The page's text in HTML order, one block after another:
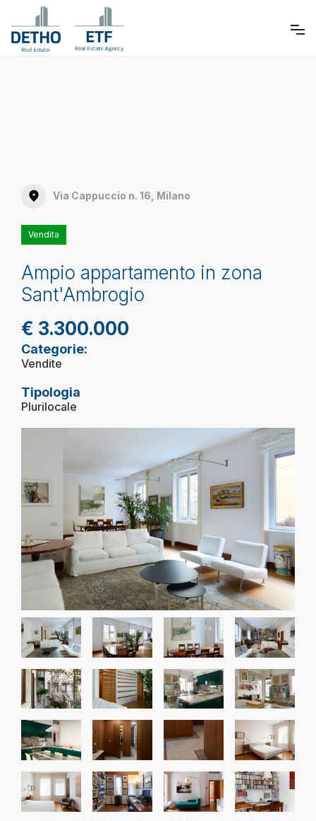
Via Cappuccio n. 16, Milano
Vendita
Ampio appartamento in zona
Sant'Ambrogio
€ 3.300.000
Categorie:
Vendite
Tipologia
Plurilocale